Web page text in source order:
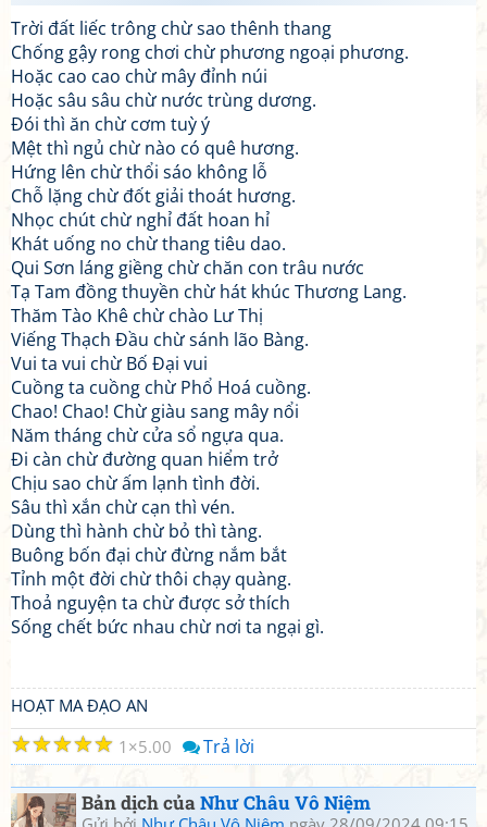
Trời đất liếc trông chừ sao thênh thang
Chống gậy rong chơi chừ phương ngoại phương.
Hoặc cao cao chừ mây đỉnh núi
Hoặc sâu sâu chừ nước trùng dương.
Đói thì ăn chừ cơm tuỳ ý
Mệt thì ngủ chừ nào có quê hương.
Hứng lên chừ thổi sáo không lỗ
Chỗ lặng chừ đốt giải thoát hương.
Nhọc chút chừ nghỉ đất hoan hỉ
Khát uống no chừ thang tiêu dao.
Qui Sơn láng giềng chừ chăn con trâu nước
Tạ Tam đồng thuyền chừ hát khúc Thương Lang.
Thăm Tào Khê chừ chào Lư Thị
Viếng Thạch Đầu chừ sánh lão Bàng.
Vui ta vui chừ Bố Đại vui
Cuồng ta cuồng chừ Phổ Hoá cuồng.
Chao! Chao! Chừ giàu sang mây nổi
Năm tháng chừ cửa sổ ngựa qua.
Đi càn chừ đường quan hiểm trở
Chịu sao chừ ấm lạnh tình đời.
Sâu thì xắn chừ cạn thì vén.
Dùng thì hành chừ bỏ thì tàng.
Buông bốn đại chừ đừng nắm bắt
Tỉnh một đời chừ thôi chạy quàng.
Thoả nguyện ta chừ được sở thích
Sống chết bức nhau chừ nơi ta ngại gì.
HOẠT MA ĐẠO AN
☆
☆
☆
☆
☆ 1 5.00 Trả lời
Bản dịch củaNhư Châu Vô Niệm